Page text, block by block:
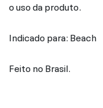
o uso da produto.
Indicado para: Beach
Feito no Brasil.